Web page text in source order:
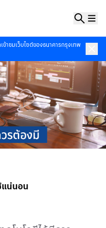
ข้าชมเว็บไซต์ของธนาคารกรุงเทพ
แน่นอน